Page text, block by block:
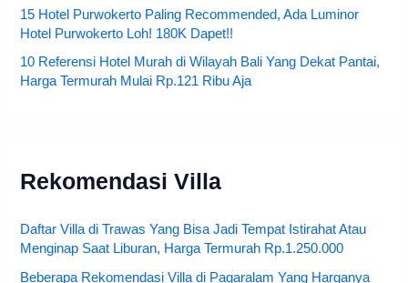
15 Hotel Purwokerto Paling Recommended, Ada Luminor
Hotel Purwokerto Loh! 180K Dapet!!
10 Referensi Hotel Murah di Wilayah Bali Yang Dekat Pantai,
Harga Termurah Mulai Rp.121 Ribu Aja
Rekomendasi Villa
Daftar Villa di Trawas Yang Bisa Jadi Tempat Istirahat Atau
Menginap Saat Liburan, Harga Termurah Rp.1.250.000
Beberapa Rekomendasi Villa di Pagaralam Yang Harganya